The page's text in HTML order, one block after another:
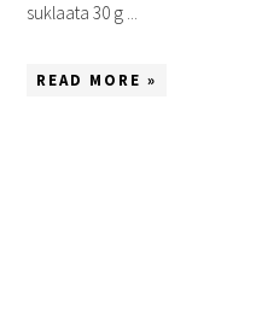
suklaata 30 g ...
READ MORE »